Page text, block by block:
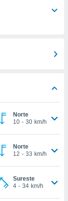
Norte
10 - 30 km/h
Norte
12 - 33 km/h
Sureste
4 - 34 km/h